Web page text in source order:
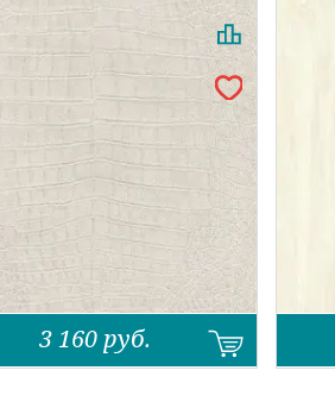
3 160руб.